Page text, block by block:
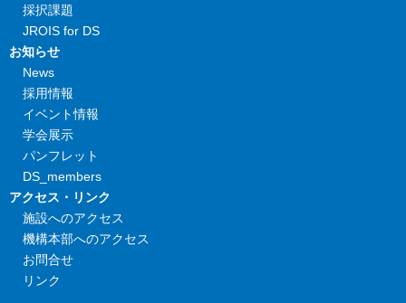
採択課題
JROIS for DS
お知らせ
News
採用情報
イベント情報
学会展示
パンフレット
DS_members
アクセス・リンク
施設へのアクセス
機構本部へのアクセス
お問合せ
リンク